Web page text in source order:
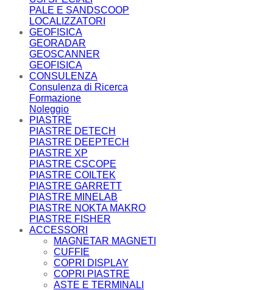
PALE E SANDSCOOP
LOCALIZZATORI
GEOFISICA
GEORADAR
GEOSCANNER
GEOFISICA
CONSULENZA
Consulenza di Ricerca
Formazione
Noleggio
PIASTRE
PIASTRE DETECH
PIASTRE DEEPTECH
PIASTRE XP
PIASTRE CSCOPE
PIASTRE COILTEK
PIASTRE GARRETT
PIASTRE MINELAB
PIASTRE NOKTA MAKRO
PIASTRE FISHER
ACCESSORI
MAGNETAR MAGNETI
CUFFIE
COPRI DISPLAY
COPRI PIASTRE
ASTE E TERMINALI